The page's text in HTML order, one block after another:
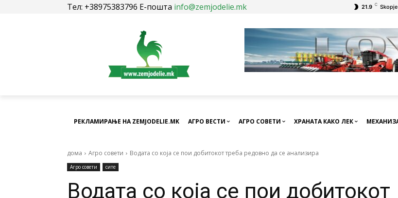
Тел: +38975383796 Е-пошта info@zemjodelie.mk 21.9 C Skopje
РЕКЛАМИРАЊЕ НА ZEMJODELIE.MK АГРО ВЕСТИ АГРО СОВЕТИ ХРАНАТА КАКО ЛЕК
дома Агро совети Водата со која се пои добитокот треба редовно да се анализира
Агро совети сите
Водата со која се пои добитокот